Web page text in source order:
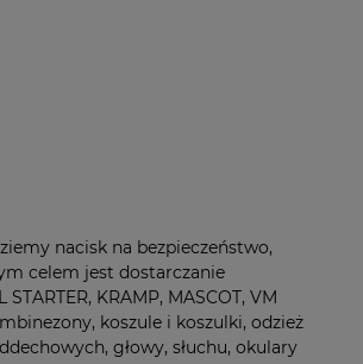
nacisk na bezpieczeństwo,
celem jest dostarczanie
KRAMP, MASCOT, VM
koszule i koszulki, odzież
głowy, słuchu, okulary